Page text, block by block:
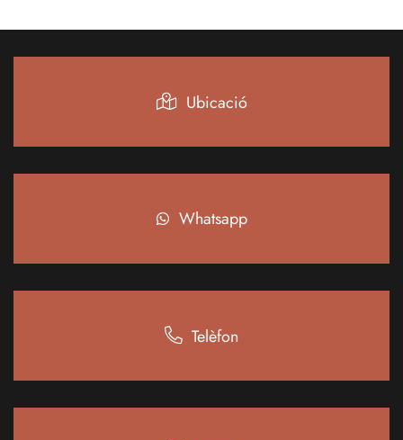
Ubicació
Whatsapp
Telèfon